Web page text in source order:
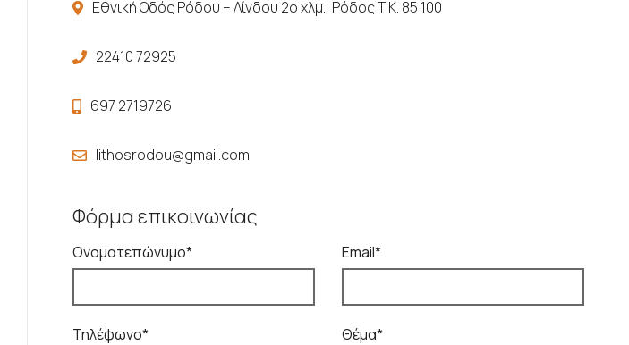
Εθνική Οδός Ρόδου – Λίνδου 2ο χλμ., Ρόδος Τ.Κ. 85 100
22410 72925
697 2719726
lithosrodou@gmail.com
Φόρμα επικοινωνίας
Ονοματεπώνυμο* Email*
Τηλέφωνο* Θέμα*